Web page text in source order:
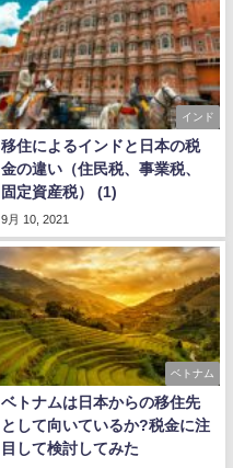
インド
移住によるインドと日本の税
金の違い（住民税、事業税、
固定資産税） (1)
9月 10, 2021
ベトナム
ベトナムは日本からの移住先
として向いているか?税金に注
目して検討してみた